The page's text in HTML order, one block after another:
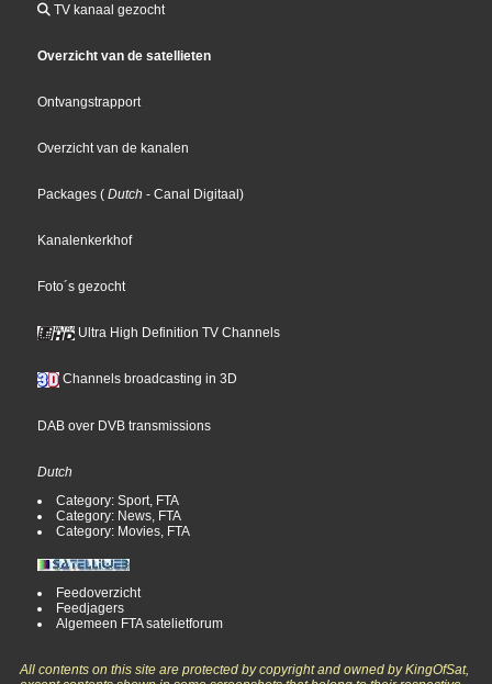
TV kanaal gezocht
Overzicht van de satellieten
Ontvangstrapport
Overzicht van de kanalen
Packages ( Dutch - Canal Digitaal)
Kanalenkerkhof
Foto´s gezocht
Ultra High Definition TV Channels
Channels broadcasting in 3D
DAB over DVB transmissions
Dutch
Category: Sport, FTA
Category: News, FTA
Category: Movies, FTA
Feedoverzicht
Feedjagers
Algemeen FTA satelietforum
All contents on this site are protected by copyright and owned by KingOfSat,